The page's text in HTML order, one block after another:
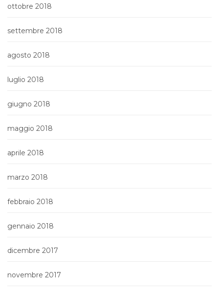
ottobre 2018
settembre 2018
agosto 2018
luglio 2018
giugno 2018
maggio 2018
aprile 2018
marzo 2018
febbraio 2018
gennaio 2018
dicembre 2017
novembre 2017